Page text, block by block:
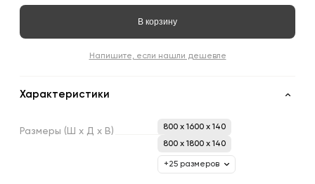
В корзину
Напишите, если нашли дешевле
Характеристики
Размеры (Ш х Д х В)
800 x 1600 x 140
800 x 1800 x 140
+25 размеров